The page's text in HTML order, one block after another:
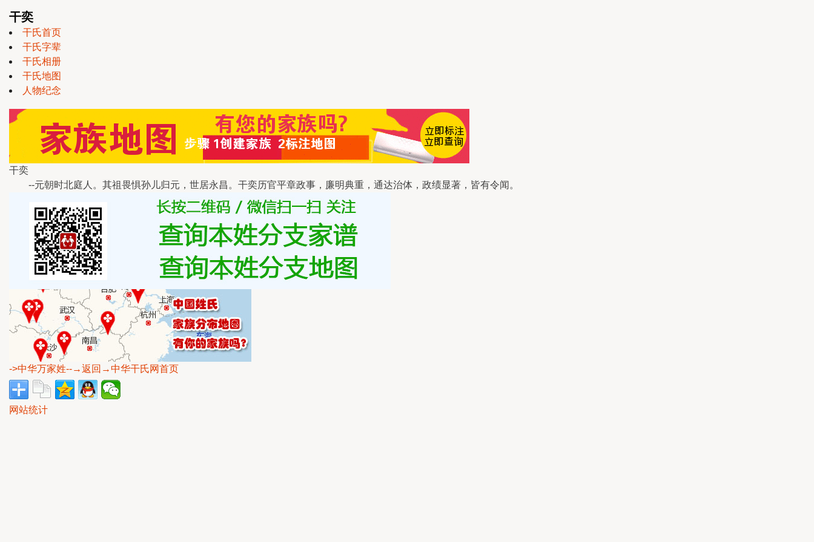
干奕
干氏首页
干氏字辈
干氏相册
干氏地图
人物纪念
干奕
--元朝时北庭人。其祖畏惧孙儿归元，世居永昌。干奕历官平章政事，廉明典重，通达治体，政绩显著，皆有令闻。
->中华万家姓--→返回→中华干氏网首页
网站统计